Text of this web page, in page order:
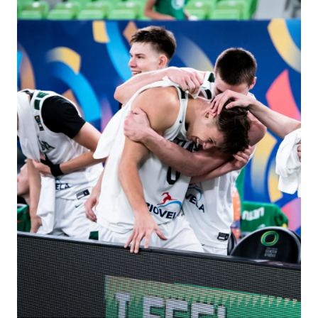
Ομοσπονδίας Καλαθοσφαίρισης, με το
CyprusBasket.netως Media Partner.